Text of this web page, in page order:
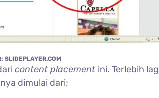
SLIDEPLAYER.COM
content placement ini. Terlebih
dimulai dari;